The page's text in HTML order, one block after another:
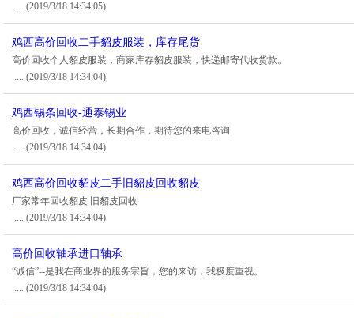
..... (2019/3/18 14:34:05)
鸡西高价回收二手貂皮服装，库存尾货
高价回收个人貂皮服装，商家库存貂皮服装，快递邮寄代收货款。
..... (2019/3/18 14:34:04)
鸡西锡条回收-通泰锡业
高价回收，诚信经营，长期合作，期待您的来电咨询
..... (2019/3/18 14:34:04)
鸡西高价回收貂皮二手旧貂皮回收貂皮
厂家常年回收貂皮 旧貂皮回收
..... (2019/3/18 14:34:04)
高价回收轴承进口轴承
“诚信”--是我在商业界的服务宗旨，您的来访，我极度重视。
..... (2019/3/18 14:34:04)